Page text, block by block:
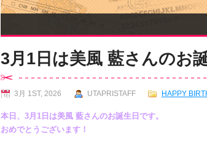
3月1日は美風 藍さんのお
3月 1ST, 2026 UTAPRISTAFF HAPPY
本日、3月1日は美風 藍さんのお誕生日です。
おめでとうございます！